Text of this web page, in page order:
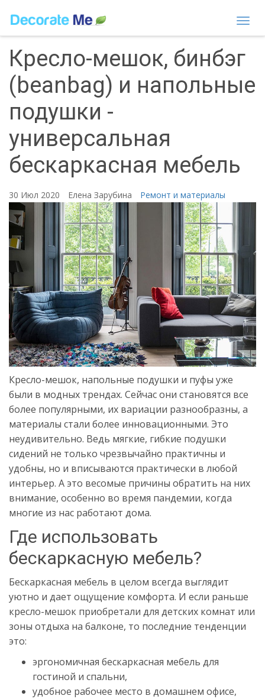
Кресло-мешок, бинбэг
(beanbag) и напольные
подушки -
универсальная
бескаркасная мебель
30 Июл 2020 Елена Зарубина Ремонт и материалы
Кресло-мешок, напольные подушки и пуфы уже
были в модных трендах. Сейчас они становятся все
более популярными, их вариации разнообразны, а
материалы стали более инновационными. Это
неудивительно. Ведь мягкие, гибкие подушки
сидений не только чрезвычайно практичны и
удобны, но и вписываются практически в любой
интерьер. А это весомые причины обратить на них
внимание, особенно во время пандемии, когда
многие из нас работают дома.
Где использовать
бескаркасную мебель?
Бескаркасная мебель в целом всегда выглядит
уютно и дает ощущение комфорта. И если раньше
кресло-мешок приобретали для детских комнат или
зоны отдыха на балконе, то последние тенденции
это:
эргономичная бескаркасная мебель для
гостиной и спальни,
удобное рабочее место в домашнем офисе,